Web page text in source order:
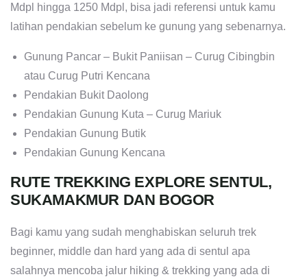
Mdpl hingga 1250 Mdpl, bisa jadi referensi untuk kamu
latihan pendakian sebelum ke gunung yang sebenarnya.
Gunung Pancar – Bukit Paniisan – Curug Cibingbin
atau Curug Putri Kencana
Pendakian Bukit Daolong
Pendakian Gunung Kuta – Curug Mariuk
Pendakian Gunung Butik
Pendakian Gunung Kencana
RUTE TREKKING EXPLORE SENTUL,
SUKAMAKMUR DAN BOGOR
Bagi kamu yang sudah menghabiskan seluruh trek
beginner, middle dan hard yang ada di sentul apa
salahnya mencoba jalur hiking & trekking yang ada di